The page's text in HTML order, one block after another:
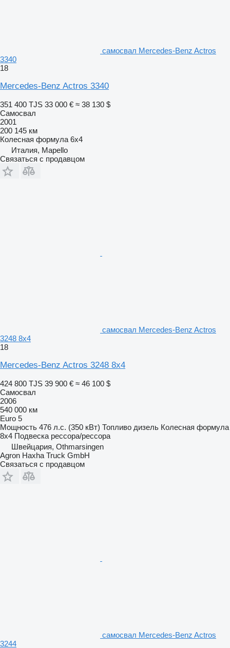
самосвал Mercedes-Benz Actros
3340
18
Mercedes-Benz Actros 3340
351 400 TJS 33 000 € ≈ 38 130 $
Самосвал
2001
200 145 км
Колесная формула 6x4
Италия, Mapello
Связаться с продавцом
самосвал Mercedes-Benz Actros
3248 8x4
18
Mercedes-Benz Actros 3248 8x4
424 800 TJS 39 900 € ≈ 46 100 $
Самосвал
2006
540 000 км
Euro 5
Мощность 476 л.с. (350 кВт) Топливо дизель Колесная формула
8x4 Подвеска рессора/рессора
Швейцария, Othmarsingen
Agron Haxha Truck GmbH
Связаться с продавцом
самосвал Mercedes-Benz Actros
3244